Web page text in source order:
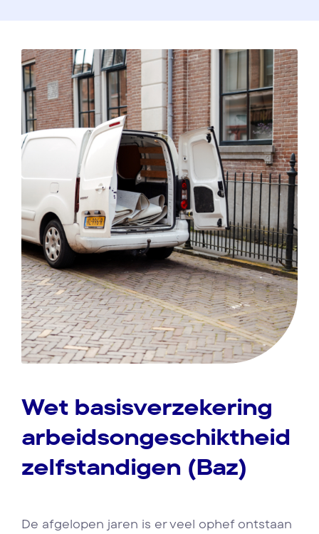
Wet basisverzekering
arbeidsongeschiktheid
zelfstandigen (Baz)
De afgelopen jaren is er veel ophef ontstaan